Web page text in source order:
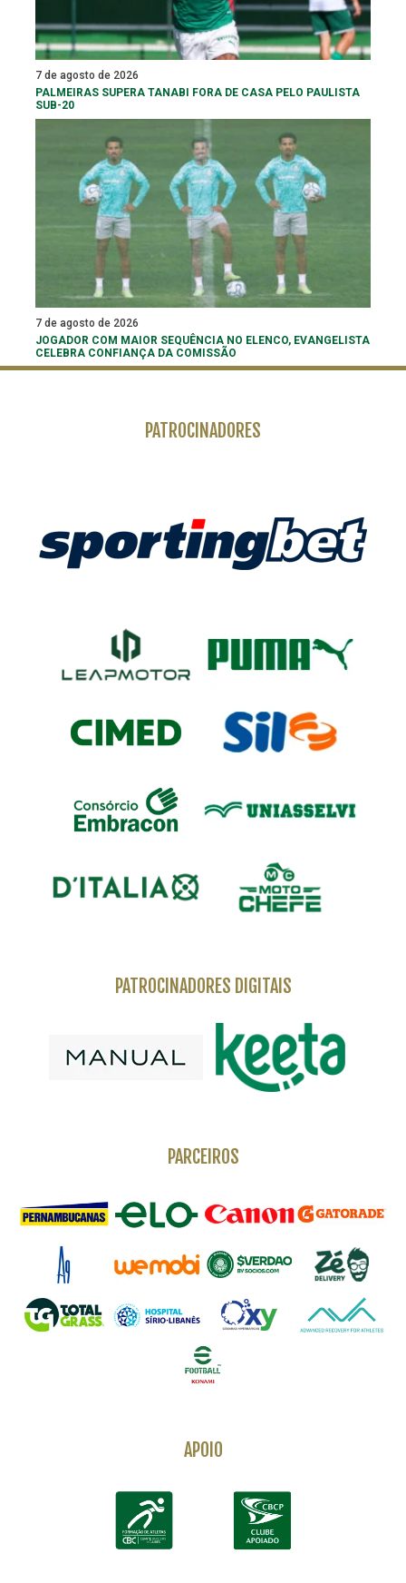
7 de agosto de 2026
PALMEIRAS SUPERA TANABI FORA DE CASA PELO PAULISTA
SUB-20
7 de agosto de 2026
JOGADOR COM MAIOR SEQUÊNCIA NO ELENCO, EVANGELISTA
CELEBRA CONFIANÇA DA COMISSÃO
PATROCINADORES
PATROCINADORES DIGITAIS
PARCEIROS
APOIO